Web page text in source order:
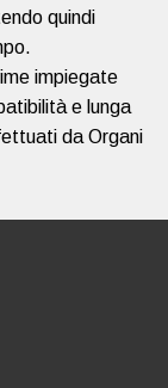
quindi
impiegate
e lunga
da Organi